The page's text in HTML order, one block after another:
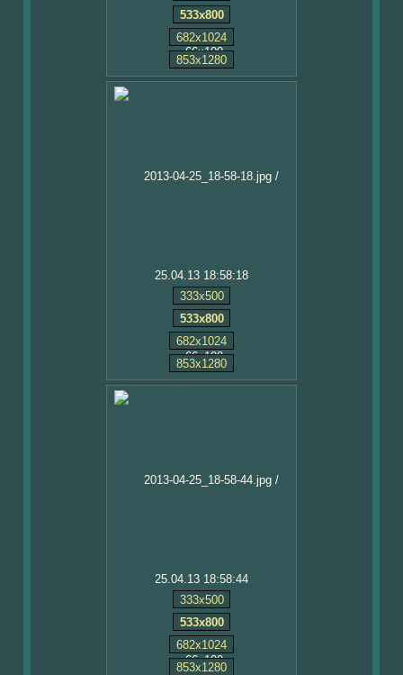
533x800
682x1024
853x1280
25.04.13 18:58:18
333x500
533x800
682x1024
853x1280
25.04.13 18:58:44
333x500
533x800
682x1024
853x1280